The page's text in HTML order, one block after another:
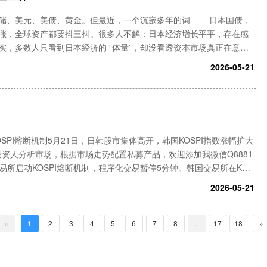
、美元、美债、黄金。但最近，一个沉寂多年的词 ——日本国债，
，全球资产都要抖三抖。很多人不解：日本经济增长平平，存在感
多数人只看到日本经济的 “体量”，却没看透资本市场真正在意的
2026-05-21
熔断机制5月21日，日韩股市集体高开，韩国KOSPI指数涨幅扩大
人分析市场，根据市场走势配置私募产品，欢迎添加我微信Q8881
启动KOSPI熔断机制，程序化交易暂停5分钟。韩国交易所在KOS
2026-05-21
« 1 2 3 4 5 6 7 8 17 18 »